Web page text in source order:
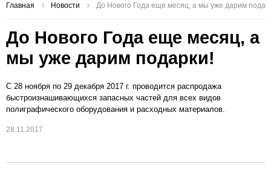
Главная Новости До Нового Года еще месяц, а мы уже дарим
До Нового Года еще месяц, а
мы уже дарим подарки!
С 28 ноября по 29 декабря 2017 г. проводится распродажа
быстроизнашивающихся запасных частей для всех видов
полиграфического оборудования и расходных материалов.
28.11.2017